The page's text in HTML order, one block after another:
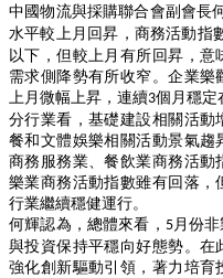
中國物流與採購聯合會副會長
水平較上月回昇，商務活動指
以下，但較上月有所回昇，意
需求側降勢有所收窄。企業樂
上月微幅上昇，連續3個月穩定
分行業看，基礎建設相關活動
餐和文體娛樂相關活動景氣趨
商務服務業、餐飲業商務活動
樂業商務活動指數雖有回落，
行業繼續穩健運行。
何輝認為，總體來看， 5月份
與投資保持平穩向好態勢。在
強化創新驅動引領，著力培育